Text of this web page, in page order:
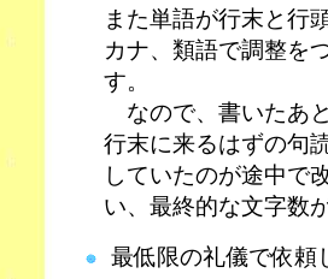
また単語が行末と行
カナ、類語で調整を
す。
なので、書いたあ
行末に来るはずの句
していたのが途中で
い、最終的な文字数
最低限の礼儀で依頼